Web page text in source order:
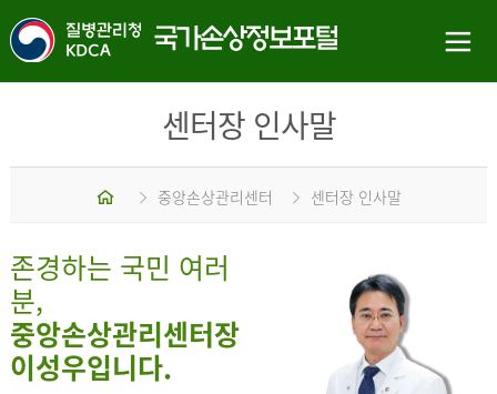
센터장 인사말
중앙손상관리센터 센터장 인사말
존경하는 국민 여러
분,
중앙손상관리센터장
이성우입니다.